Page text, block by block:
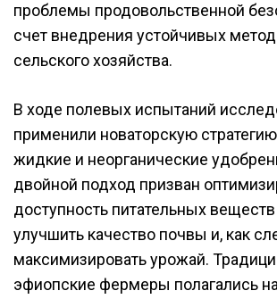
проблемы продовольственной
счет внедрения устойчивых
сельского хозяйства.
В ходе полевых испытаний
применили новаторскую
жидкие и неорганические
двойной подход призван
доступность питательных
улучшить качество почвы и, как
максимизировать урожай.
эфиопские фермеры полагались